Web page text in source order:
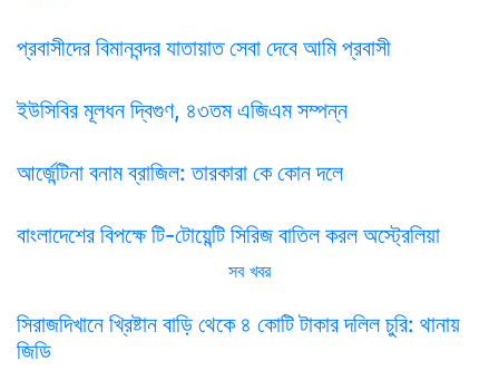
প্রবাসীদের বিমানবন্দর যাতায়াত সেবা দেবে আমি প্রবাসী
ইউসিবির মূলধন দ্বিগুণ, ৪৩তম এজিএম সম্পন্ন
আর্জেন্টিনা বনাম ব্রাজিল: তারকারা কে কোন দলে
বাংলাদেশের বিপক্ষে টি-টোয়েন্টি সিরিজ বাতিল করল অস্ট্রেলিয়া
সব খবর
সিরাজদিখানে খ্রিষ্টান বাড়ি থেকে ৪ কোটি টাকার দলিল চুরি: থানায়
জিডি